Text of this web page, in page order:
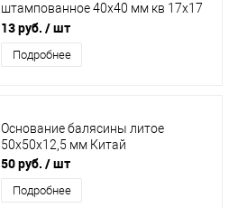
штампованное 40х40 мм кв 17х17
мм 13.329.02
13 руб. / шт
Подробнее
Основание балясины литое
50х50х12,5 мм Китай
50 руб. / шт
Подробнее